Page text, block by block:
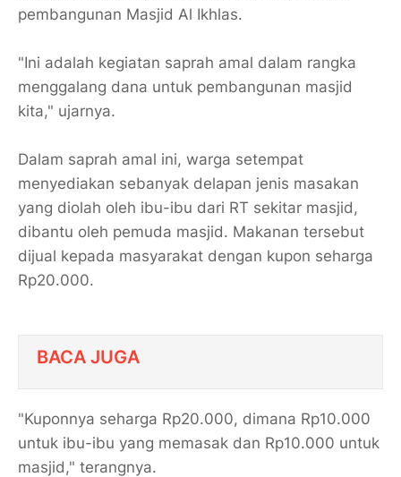
pembangunan Masjid Al Ikhlas.
"Ini adalah kegiatan saprah amal dalam rangka
menggalang dana untuk pembangunan masjid
kita," ujarnya.
Dalam saprah amal ini, warga setempat
menyediakan sebanyak delapan jenis masakan
yang diolah oleh ibu-ibu dari RT sekitar masjid,
dibantu oleh pemuda masjid. Makanan tersebut
dijual kepada masyarakat dengan kupon seharga
Rp20.000.
BACA JUGA
"Kuponnya seharga Rp20.000, dimana Rp10.000
untuk ibu-ibu yang memasak dan Rp10.000 untuk
masjid," terangnya.